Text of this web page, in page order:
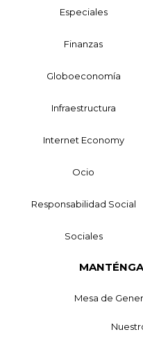
Especiales
Finanzas
Globoeconomía
Infraestructura
Internet Economy
Ocio
Responsabilidad Social
Sociales
Mesa de